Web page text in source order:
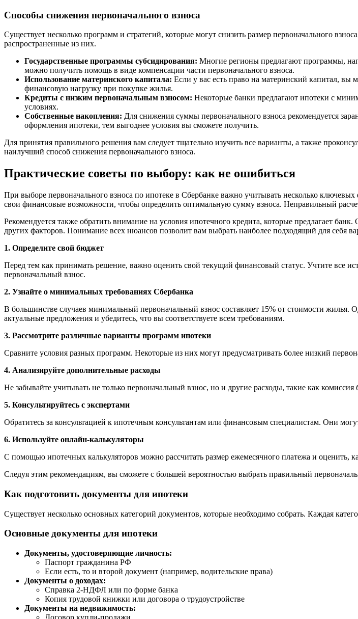
Способы снижения первоначального взноса
Существует несколько программ и стратегий, которые могут снизить размер первоначального
распространенные из них.
Государственные программы субсидирования: Многие регионы предлагают программы,
можно получить помощь в виде компенсации части первоначального взноса.
Использование материнского капитала: Если у вас есть право на материнский капитал, вы
финансовую нагрузку при покупке жилья.
Кредиты с низким первоначальным взносом: Некоторые банки предлагают ипотеки с
условиях.
Собственные накопления: Для снижения суммы первоначального взноса рекомендуется
оформления ипотеки, тем выгоднее условия вы сможете получить.
Для принятия правильного решения вам следует тщательно изучить все варианты, а также
наилучший способ снижения первоначального взноса.
Практические советы по выбору: как не ошибиться
При выборе первоначального взноса по ипотеке в Сбербанке важно учитывать несколько
свои финансовые возможности, чтобы определить оптимальную сумму взноса. Неправильный
Рекомендуется также обратить внимание на условия ипотечного кредита, которые предлагает
других факторов. Понимание всех нюансов позволит вам выбрать наиболее подходящий для себя
1. Определите свой бюджет
Перед тем как принимать решение, важно оценить свой текущий финансовый статус. Учтите все
первоначальный взнос.
2. Узнайте о минимальных требованиях Сбербанка
В большинстве случаев минимальный первоначальный взнос составляет 15% от стоимости жилья.
актуальные предложения и убедитесь, что вы соответствуете всем требованиям.
3. Рассмотрите различные варианты программ ипотеки
Сравните условия разных программ. Некоторые из них могут предусматривать более низкий
4. Анализируйте дополнительные расходы
Не забывайте учитывать не только первоначальный взнос, но и другие расходы, такие как
5. Консультируйтесь с экспертами
Обратитесь за консультацией к ипотечным консультантам или финансовым специалистам. Они
6. Используйте онлайн-калькуляторы
С помощью ипотечных калькуляторов можно рассчитать размер ежемесячного платежа и оценить,
Следуя этим рекомендациям, вы сможете с большей вероятностью выбрать правильный
Как подготовить документы для ипотеки
Существует несколько основных категорий документов, которые необходимо собрать. Каждая
Основные документы для ипотеки
Документы, удостоверяющие личность:
Паспорт гражданина РФ
Если есть, то и второй документ (например, водительские права)
Документы о доходах:
Справка 2-НДФЛ или по форме банка
Копия трудовой книжки или договора о трудоустройстве
Документы на недвижимость:
Договор купли-продажи